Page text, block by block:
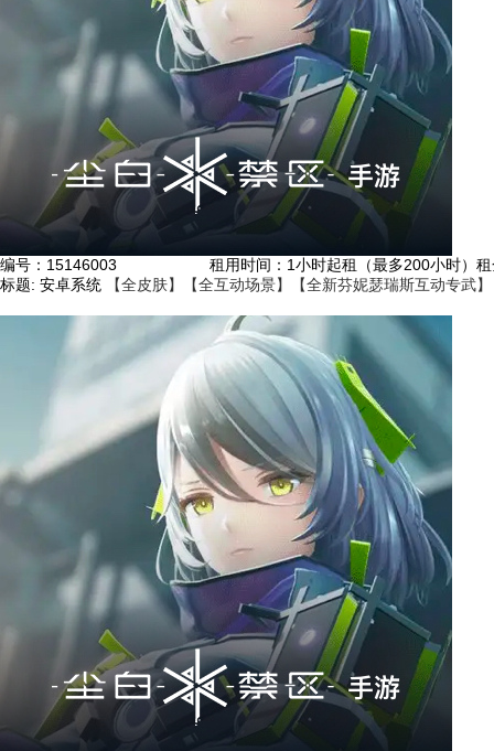
编号： 15146003 租用时间 ：1小时起租（最多200小时）
标题: 安卓系统 【全皮肤】【全互动场景】【全新芬妮瑟瑞斯互动专武